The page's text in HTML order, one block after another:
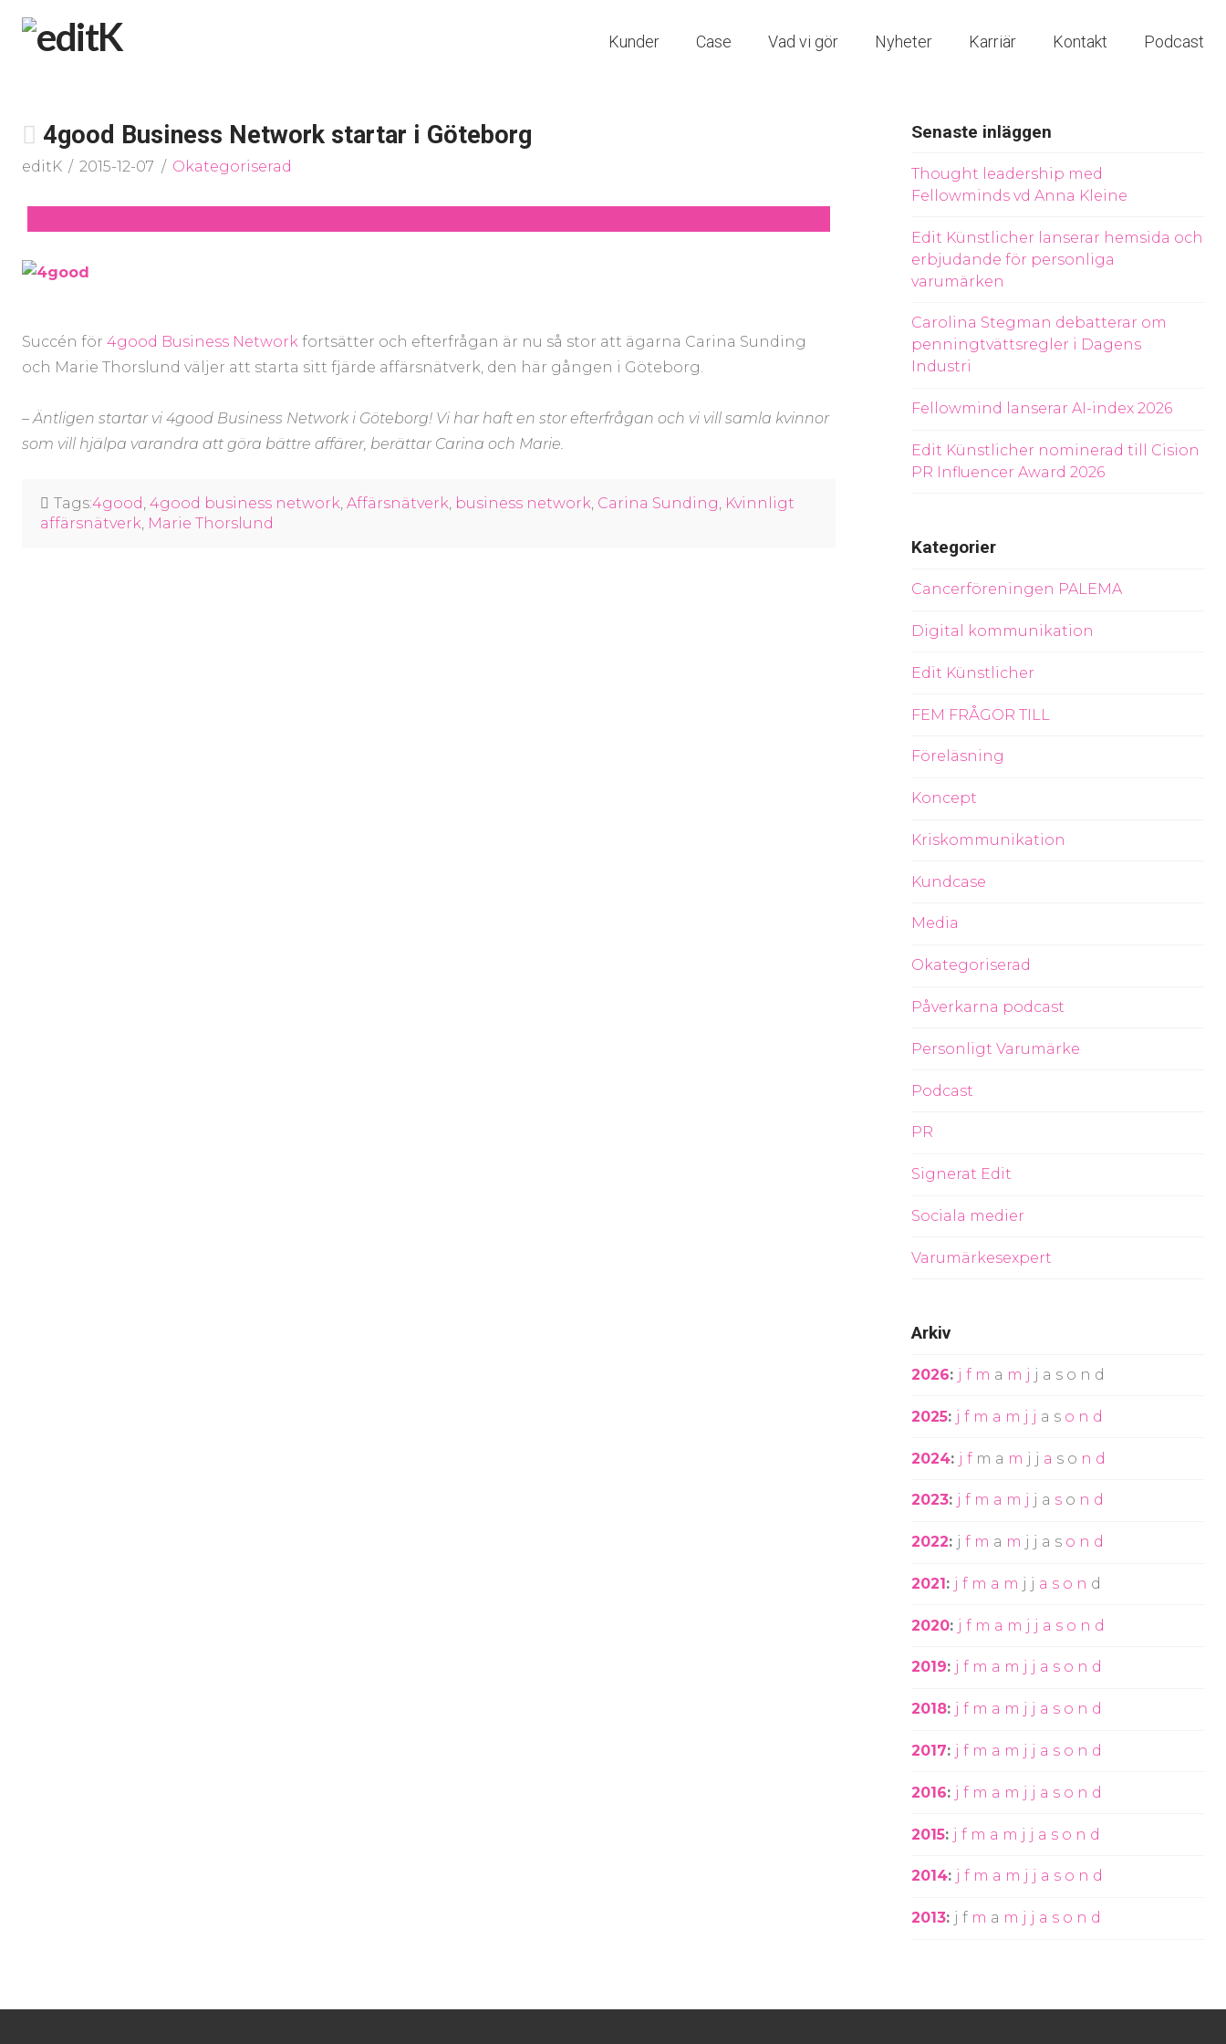
Kunder Case Vad vi gör Nyheter Karriär Kontakt Podcast
4good Business Network startar i Göteborg
editK 2015-12-07 Okategoriserad
Succén för 4good Business Network fortsätter och efterfrågan är nu så stor att ägarna Carina Sunding
och Marie Thorslund väljer att starta sitt fjärde affärsnätverk, den här gången i Göteborg.
– Äntligen startar vi 4good Business Network i Göteborg! Vi har haft en stor efterfrågan och vi vill samla kvinnor
som vill hjälpa varandra att göra bättre affärer, berättar Carina och Marie.
Tags:4good, 4good business network, Affärsnätverk, business network, Carina Sunding, Kvinnligt
affärsnätverk, Marie Thorslund
Senaste inläggen
Thought leadership med
Fellowminds vd Anna Kleine
Edit Künstlicher lanserar hemsida och
erbjudande för personliga
varumärken
Carolina Stegman debatterar om
penningtvättsregler i Dagens
Industri
Fellowmind lanserar AI-index 2026
Edit Künstlicher nominerad till Cision
PR Influencer Award 2026
Kategorier
Cancerföreningen PALEMA
Digital kommunikation
Edit Künstlicher
FEM FRÅGOR TILL
Föreläsning
Koncept
Kriskommunikation
Kundcase
Media
Okategoriserad
Påverkarna podcast
Personligt Varumärke
Podcast
PR
Signerat Edit
Sociala medier
Varumärkesexpert
Arkiv
2026: j f m a m j j a s o n d
2025: j f m a m j j a s o n d
2024: j f m a m j j a s o n d
2023: j f m a m j j a s o n d
2022: j f m a m j j a s o n d
2021: j f m a m j j a s o n d
2020: j f m a m j j a s o n d
2019: j f m a m j j a s o n d
2018: j f m a m j j a s o n d
2017: j f m a m j j a s o n d
2016: j f m a m j j a s o n d
2015: j f m a m j j a s o n d
2014: j f m a m j j a s o n d
2013: j f m a m j j a s o n d